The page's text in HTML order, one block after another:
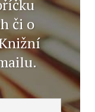
či o